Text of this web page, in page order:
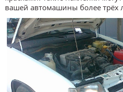
вашей автомашины более трёх